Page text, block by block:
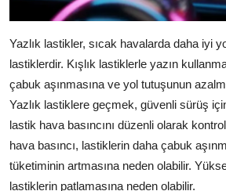
Yazlık lastikler, sıcak havalarda daha iyi
lastiklerdir. Kışlık lastiklerle yazın
çabuk aşınmasına ve yol tutuşunun
Yazlık lastiklere geçmek, güvenli sürüş
lastik hava basıncını düzenli olarak
hava basıncı, lastiklerin daha çabuk
tüketiminin artmasına neden olabilir.
lastiklerin patlamasına neden olabilir.